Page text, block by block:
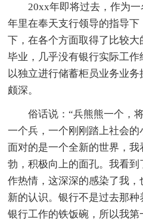
20xx年即将过去，作为
年里在奉天支行领导的指导
下，在各个方面取得了比较
毕业，几乎没有银行实际工
以独立进行储蓄柜员业务业
颇深。
俗话说：“兵熊熊一个，
一个兵，一个刚刚踏上社会
面对的是一个全新的世界，
勃，积极向上的面孔。我看
作热情，这深深的感染了我
新的认识。银行不是过去那
银行工作的铁饭碗，所以我